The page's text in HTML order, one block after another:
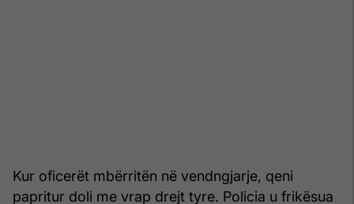
Kur oficerët mbërritën në vendngjarje, qeni
papritur doli me vrap drejt tyre. Policia u frikësua